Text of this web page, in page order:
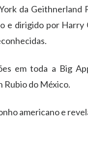
da
e dirigido por
em toda a Big
Rubio do México.
americano e